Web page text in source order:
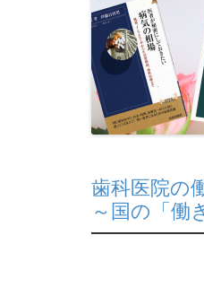
歯科医院の
～国の「働